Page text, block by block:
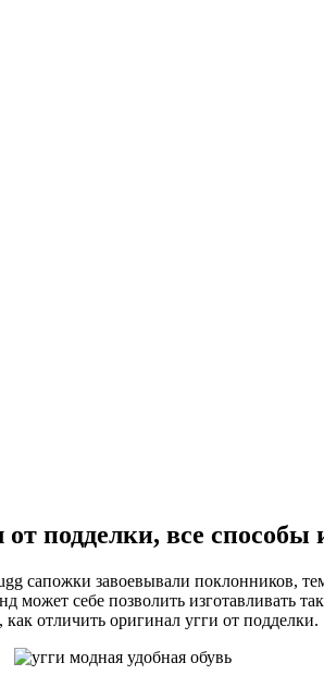
подделки, все
сапожки завоевывали поклонников,
может себе позволить изготавливать
отличить оригинал угги от подделки.